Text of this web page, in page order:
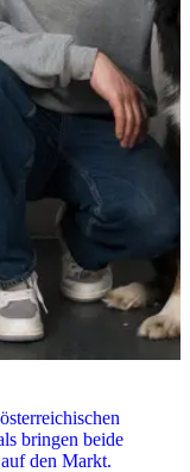
bringen beide
den Markt.